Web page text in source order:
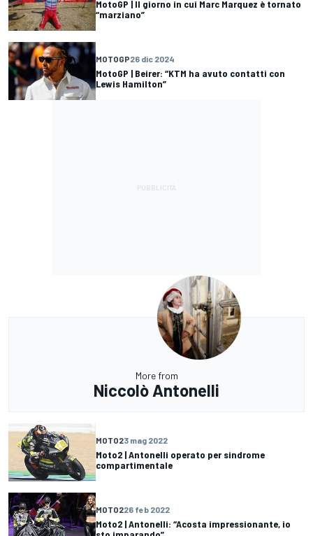
MotoGP | Il giorno in cui Marc Marquez è tornato
“marziano”
MOTOGP26 dic 2024
MotoGP | Beirer: “KTM ha avuto contatti con
Lewis Hamilton”
More from
Niccolò Antonelli
MOTO23 mag 2022
Moto2 | Antonelli operato per sindrome
compartimentale
MOTO226 feb 2022
Moto2 | Antonelli: “Acosta impressionante, io